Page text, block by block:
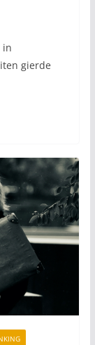
in
gierde